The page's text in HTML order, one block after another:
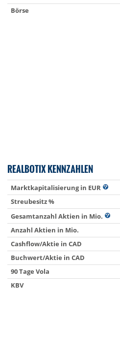
Börse
REALBOTIX KENNZAHLEN
Marktkapitalisierung in EUR
Streubesitz %
Gesamtanzahl Aktien in Mio.
Anzahl Aktien in Mio.
Cashflow/Aktie in CAD
Buchwert/Aktie in CAD
90 Tage Vola
KBV